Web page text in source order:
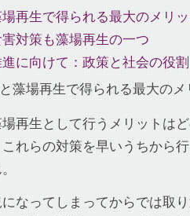
再生で得られる最大のメリ
対策も藻場再生の一つ
に向けて：政策と社会の役割
藻場再生で得られる最大のメ
場再生として行うメリットは
れらの対策を早いうちから
なってしまってからでは取